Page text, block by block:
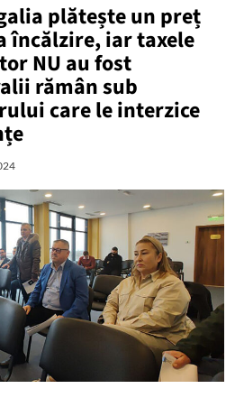
plătește un preț
încălzire, iar taxele
NU au fost
rămân sub
care le interzice